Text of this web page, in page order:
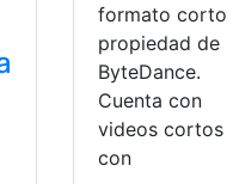
formato corto
propiedad de
ByteDance.
Cuenta con
videos cortos
con